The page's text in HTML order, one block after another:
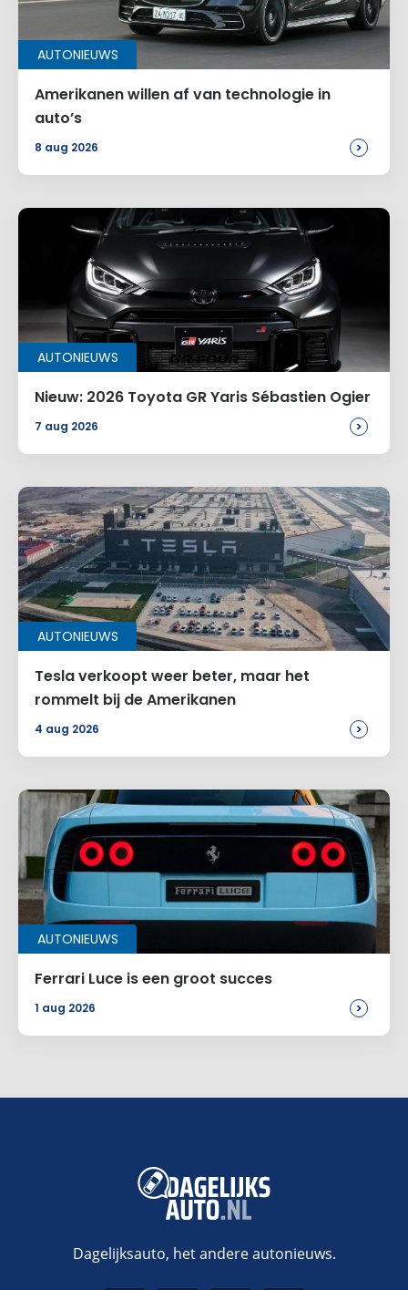
AUTONIEUWS
Amerikanen willen af van technologie in
auto’s
8 aug 2026 >
AUTONIEUWS
Nieuw: 2026 Toyota GR Yaris Sébastien Ogier
7 aug 2026 >
AUTONIEUWS
Tesla verkoopt weer beter, maar het
rommelt bij de Amerikanen
4 aug 2026 >
AUTONIEUWS
Ferrari Luce is een groot succes
1 aug 2026 >
Dagelijksauto, het andere autonieuws.